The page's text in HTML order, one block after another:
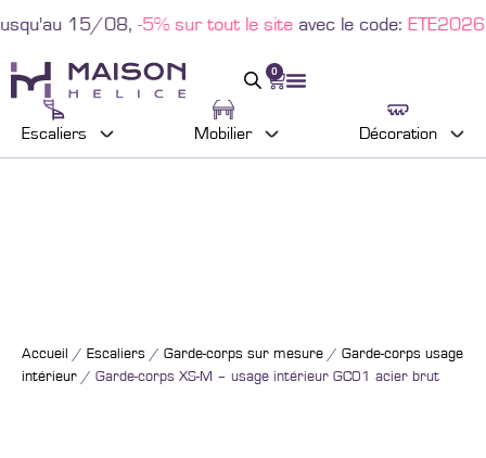
15/08,-5% sur tout le site avec le code:ETE2026!
0
Escaliers Mobilier Décoration
Accueil / Escaliers / Garde-corps sur mesure / Garde-corps usage
intérieur / Garde-corps XS-M – usage intérieur GC01 acier brut